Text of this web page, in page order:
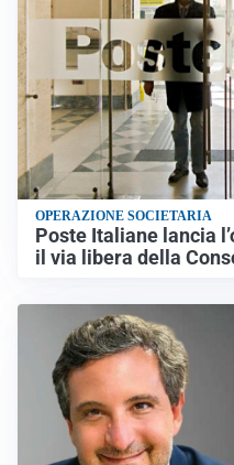
OPERAZIONE SOCIETARIA
Poste Italiane lancia
il via libera della